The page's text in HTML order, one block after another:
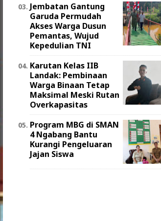
Jembatan Gantung
Garuda Permudah
Akses Warga Dusun
Pemantas, Wujud
Kepedulian TNI
Karutan Kelas IIB
Landak: Pembinaan
Warga Binaan Tetap
Maksimal Meski Rutan
Overkapasitas
Program MBG di SMAN
4 Ngabang Bantu
Kurangi Pengeluaran
Jajan Siswa